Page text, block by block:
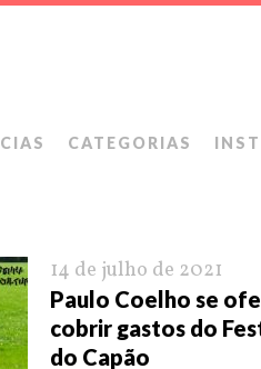
CATEGORIAS
14 de julho de 2021
Paulo Coelho se
cobrir gastos do
do Capão